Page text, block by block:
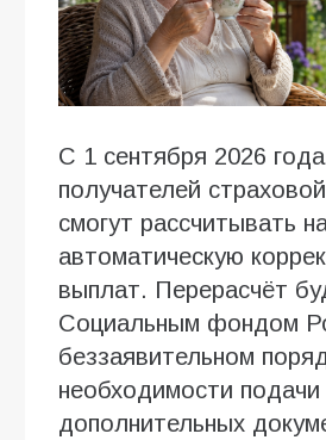
С 1 сентября 2026
получателей
смогут рассчитывать
автоматическую
выплат. Перерасчёт
Социальным фондом
беззаявительном
необходимости подачи
дополнительных